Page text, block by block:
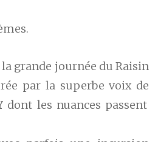
grande journée du Raisin
par la superbe voix de
dont les nuances passent